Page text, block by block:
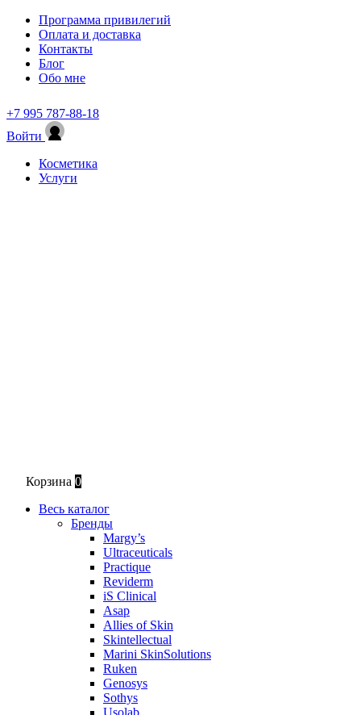
Программа привилегий
Оплата и доставка
Контакты
Блог
Обо мне
+7 995 787-88-18
Войти
Косметика
Услуги
Корзина 0
Весь каталог
Бренды
Margy’s
Ultraceuticals
Practique
Reviderm
iS Clinical
Asap
Allies of Skin
Skintellectual
Marini SkinSolutions
Ruken
Genosys
Sothys
Usolab